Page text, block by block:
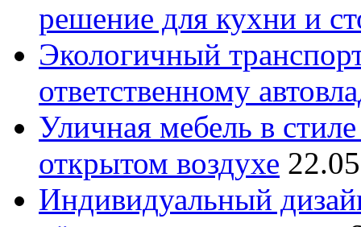
решение для кухни и
Экологичный
ответственному
Уличная мебель в
открытом воздухе
Индивидуальный